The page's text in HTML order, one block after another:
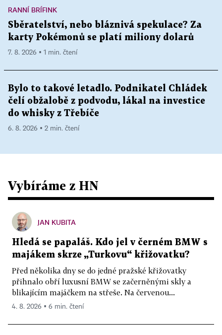
RANNÍ BRÍFINK
Sběratelství, nebo bláznivá spekulace? Za
karty Pokémonů se platí miliony dolarů
7. 8. 2026 ▪ 1 min. čtení
Bylo to takové letadlo. Podnikatel Chládek
čelí obžalobě z podvodu, lákal na investice
do whisky z Třebíče
6. 8. 2026 ▪ 2 min. čtení
Vybíráme z HN
JAN KUBITA
Hledá se papaláš. Kdo jel v černém BMW s
majákem skrze „Turkovu“ křižovatku?
Před několika dny se do jedné pražské křižovatky
přihnalo obří luxusní BMW se začerněnými skly a
blikajícím majáčkem na střeše. Na červenou...
4. 8. 2026 ▪ 6 min. čtení